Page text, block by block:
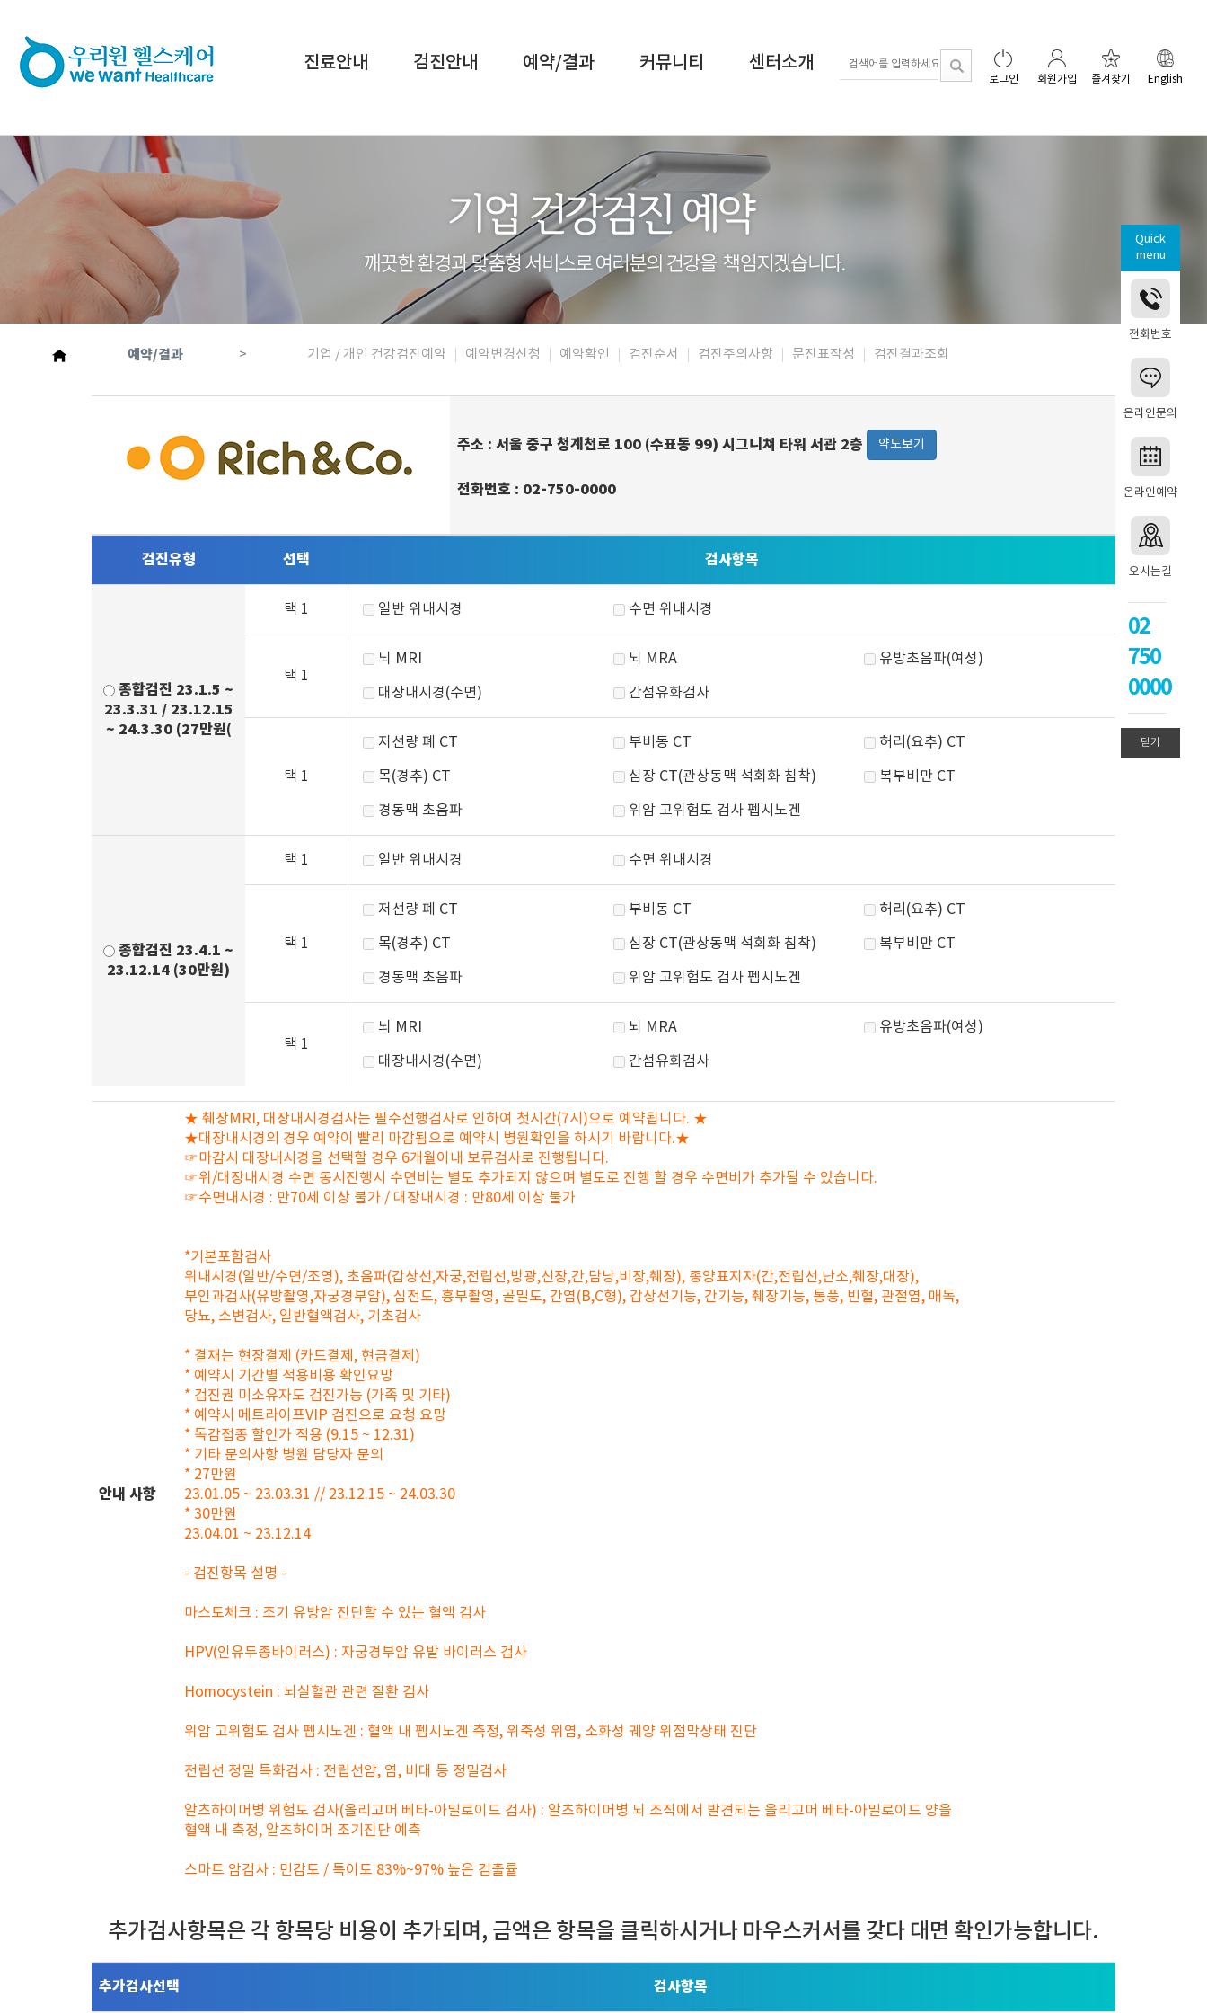
Quick
menu
전화번호
온라인문의
온라인예약
오시는길
02
750
0000
닫기
진료안내 검진안내 예약/결과 커뮤니티 센터소개
로그인 회원가입 즐겨찾기 English
예약/결과 > 기업 / 개인 건강검진예약 예약변경신청 예약확인 검진순서 검진주의사항 문진표작성 검진결과조회
주소 : 서울 중구 청계천로 100 (수표동 99) 시그니쳐 타워 서관 2층 약도보기
전화번호 : 02-750-0000
검진유형 선택 검사항목
종합검진 23.1.5 ~
23.3.31 / 23.12.15
~ 24.3.30 (27만원(
택 1 일반 위내시경 수면 위내시경
택 1
뇌 MRI 뇌 MRA 유방초음파(여성)
대장내시경(수면) 간섬유화검사
택 1
저선량 폐 CT 부비동 CT 허리(요추) CT
목(경추) CT 심장 CT(관상동맥 석회화 침착) 복부비만 CT
경동맥 초음파 위암 고위험도 검사 펩시노겐
종합검진 23.4.1 ~
23.12.14 (30만원)
택 1 일반 위내시경 수면 위내시경
택 1
저선량 폐 CT 부비동 CT 허리(요추) CT
목(경추) CT 심장 CT(관상동맥 석회화 침착) 복부비만 CT
경동맥 초음파 위암 고위험도 검사 펩시노겐
택 1
뇌 MRI 뇌 MRA 유방초음파(여성)
대장내시경(수면) 간섬유화검사
안내 사항
★ 췌장MRI, 대장내시경검사는 필수선행검사로 인하여 첫시간(7시)으로 예약됩니다. ★
★대장내시경의 경우 예약이 빨리 마감됨으로 예약시 병원확인을 하시기 바랍니다.★
☞마감시 대장내시경을 선택할 경우 6개월이내 보류검사로 진행됩니다.
☞위/대장내시경 수면 동시진행시 수면비는 별도 추가되지 않으며 별도로 진행 할 경우 수면비가 추가될 수 있습니다.
☞수면내시경 : 만70세 이상 불가 / 대장내시경 : 만80세 이상 불가
*기본포함검사
위내시경(일반/수면/조영), 초음파(갑상선,자궁,전립선,방광,신장,간,담낭,비장,췌장), 종양표지자(간,전립선,난소,췌장,대장),
부인과검사(유방촬영,자궁경부암), 심전도, 흉부촬영, 골밀도, 간염(B,C형), 갑상선기능, 간기능, 췌장기능, 통풍, 빈혈, 관절염, 매독,
당뇨, 소변검사, 일반혈액검사, 기초검사
* 결재는 현장결제 (카드결제, 현금결제)
* 예약시 기간별 적용비용 확인요망
* 검진권 미소유자도 검진가능 (가족 및 기타)
* 예약시 메트라이프VIP 검진으로 요청 요망
* 독감접종 할인가 적용 (9.15 ~ 12.31)
* 기타 문의사항 병원 담당자 문의
* 27만원
23.01.05 ~ 23.03.31 // 23.12.15 ~ 24.03.30
* 30만원
23.04.01 ~ 23.12.14
- 검진항목 설명 -
마스토체크 : 조기 유방암 진단할 수 있는 혈액 검사
HPV(인유두종바이러스) : 자궁경부암 유발 바이러스 검사
Homocystein : 뇌실혈관 관련 질환 검사
위암 고위험도 검사 펩시노겐 : 혈액 내 펩시노겐 측정, 위축성 위염, 소화성 궤양 위점막상태 진단
전립선 정밀 특화검사 : 전립선암, 염, 비대 등 정밀검사
알츠하이머병 위험도 검사(올리고머 베타-아밀로이드 검사) : 알츠하이머병 뇌 조직에서 발견되는 올리고머 베타-아밀로이드 양을
혈액 내 측정, 알츠하이머 조기진단 예측
스마트 암검사 : 민감도 / 특이도 83%~97% 높은 검출률
추가검사항목은 각 항목당 비용이 추가되며, 금액은 항목을 클릭하시거나 마우스커서를 갖다 대면 확인가능합니다.
추가검사선택 검사항목